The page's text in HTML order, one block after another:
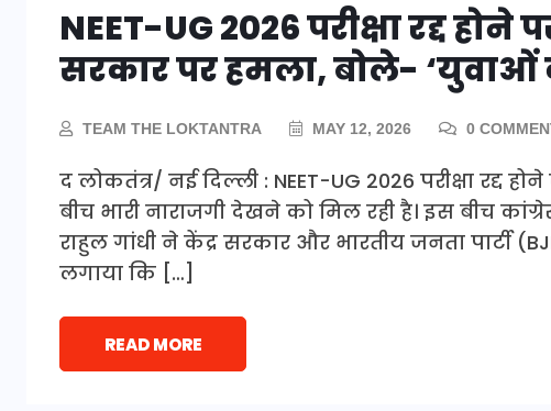
NEET-UG 2026 परीक्षा रद्द होने
सरकार पर हमला, बोले- ‘युवाओं
TEAM THE LOKTANTRA MAY 12, 2026 0
द लोकतंत्र/ नई दिल्ली : NEET-UG 2026 परीक्षा रद्द
बीच भारी नाराजगी देखने को मिल रही है। इस बीच
राहुल गांधी ने केंद्र सरकार और भारतीय जनता पार्टी
लगाया कि […]
READ MORE